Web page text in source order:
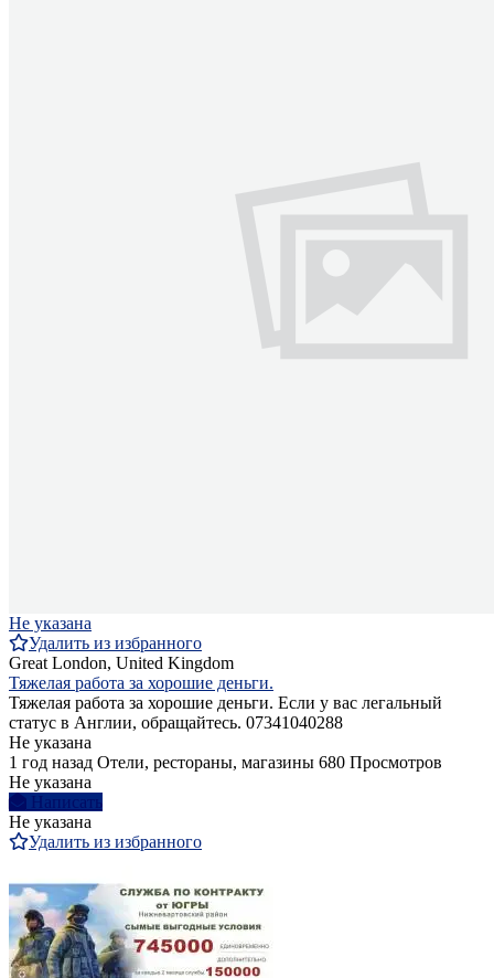
Не указана
Удалить из избранного
Great London, United Kingdom
Тяжелая работа за хорошие деньги.
Тяжелая работа за хорошие деньги. Если у вас легальный
статус в Англии, обращайтесь. 07341040288
Не указана
1 год назад Отели, рестораны, магазины 680 Просмотров
Не указана
Написать
Не указана
Удалить из избранного